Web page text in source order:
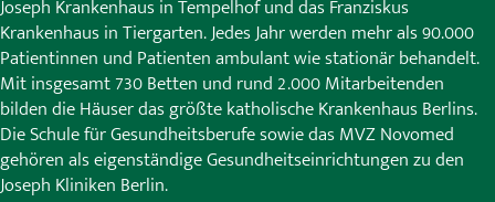
Joseph Krankenhaus in Tempelhof und das Franziskus
Krankenhaus in Tiergarten. Jedes Jahr werden mehr als 90.000
Patientinnen und Patienten ambulant wie stationär behandelt.
Mit insgesamt 730 Betten und rund 2.000 Mitarbeitenden
bilden die Häuser das größte katholische Krankenhaus Berlins.
Die Schule für Gesundheitsberufe sowie das MVZ Novomed
gehören als eigenständige Gesundheitseinrichtungen zu den
Joseph Kliniken Berlin.